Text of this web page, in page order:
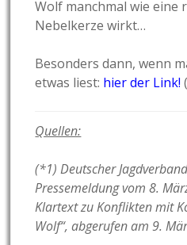
Wolf manchmal wie eine
Nebelkerze wirkt…
Besonders dann, wenn
etwas liest: hier der Link!
Quellen:
(*1) Deutscher
Pressemeldung vom 8.
Klartext zu Konflikten mit
Wolf“, abgerufen am 9.